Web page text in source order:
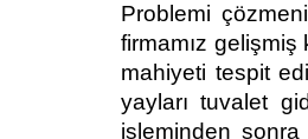
Problemi
firmamız gelişmiş
mahiyeti tespit
yayları tuvalet
işleminden sonra